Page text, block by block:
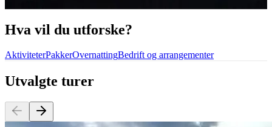
Hva vil du utforske?
AktiviteterPakkerOvernattingBedrift og arrangementer
Utvalgte turer